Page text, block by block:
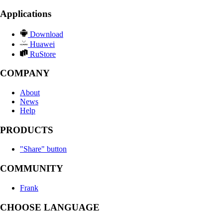
Applications
Download
Huawei
RuStore
COMPANY
About
News
Help
PRODUCTS
"Share" button
COMMUNITY
Frank
CHOOSE LANGUAGE